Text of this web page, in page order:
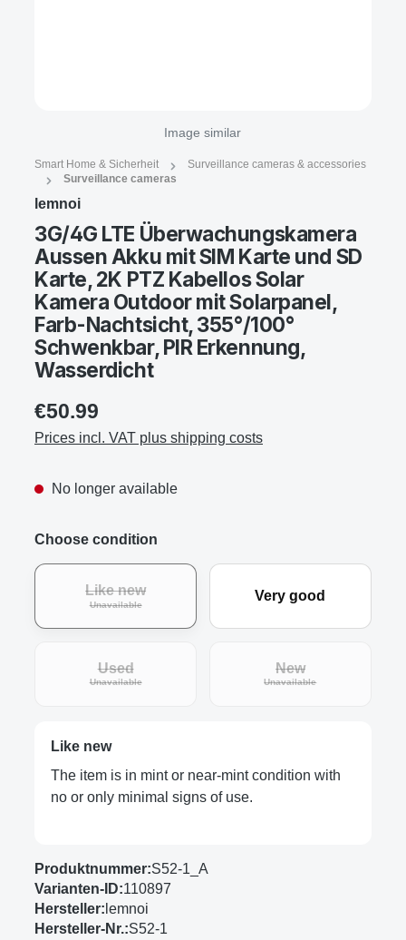
Image similar
Smart Home & Sicherheit
Surveillance cameras & accessories
Surveillance cameras
lemnoi
3G/4G LTE Überwachungskamera
Aussen Akku mit SIM Karte und SD
Karte, 2K PTZ Kabellos Solar
Kamera Outdoor mit Solarpanel,
Farb-Nachtsicht, 355°/100°
Schwenkbar, PIR Erkennung,
Wasserdicht
€50.99
Prices incl. VAT plus shipping costs
No longer available
Choose condition
Like new
Unavailable(This option is currently unavailable.)
Very good
Used
Unavailable(This option is currently unavailable.)
New
Unavailable(This option is
Like new
The item is in mint or near-mint condition with
no or only minimal signs of use.
Produktnummer:S52-1_A
Varianten-ID:110897
Hersteller: lemnoi
Hersteller-Nr.:S52-1